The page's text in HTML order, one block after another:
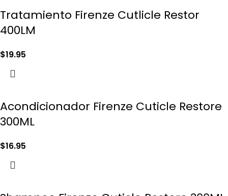
Tratamiento Firenze Cutlicle Restor
400LM
$19.95
Acondicionador Firenze Cuticle Restore
300ML
$16.95